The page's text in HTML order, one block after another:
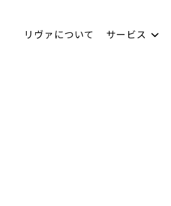
リヴァについて サービス